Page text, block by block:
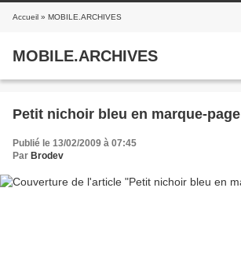
Accueil » MOBILE.ARCHIVES
MOBILE.ARCHIVES
Petit nichoir bleu en marque-page
Publié le 13/02/2009 à 07:45
Par Brodev